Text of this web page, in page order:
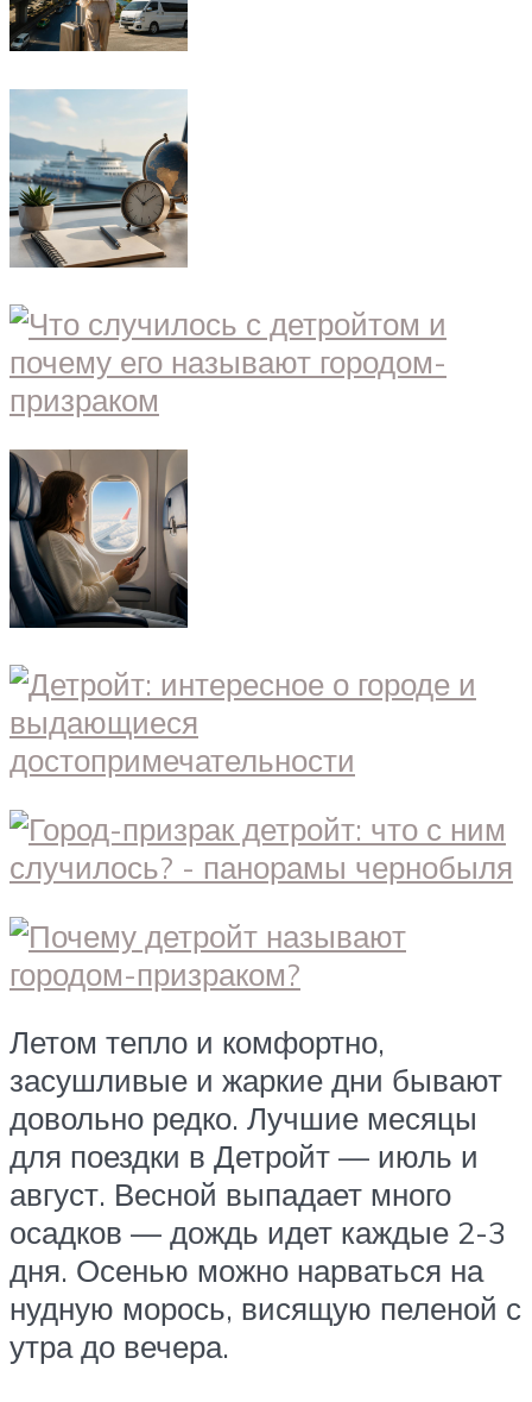
Летом тепло и комфортно,
засушливые и жаркие дни бывают
довольно редко. Лучшие месяцы
для поездки в Детройт — июль и
август. Весной выпадает много
осадков — дождь идет каждые 2-3
дня. Осенью можно нарваться на
нудную морось, висящую пеленой с
утра до вечера.